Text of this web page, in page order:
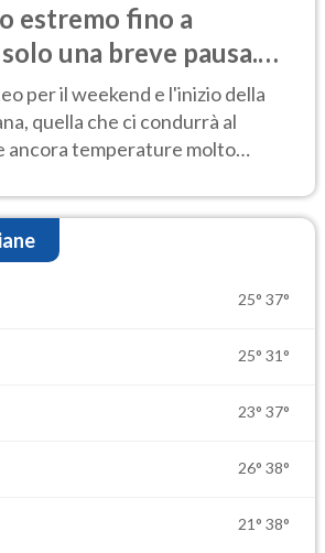
estremo fino a
una breve pausa.
per il weekend e l'inizio della
quella che ci condurrà al
ancora temperature molto
25° 37°
25° 31°
23° 37°
26° 38°
21° 38°